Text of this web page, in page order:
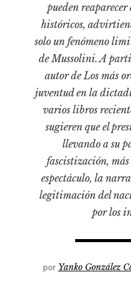
Turismo accidental
Voces y lecturas
pueden
históricos,
solo un fenómeno
de Mussolini. A
autor de Los más
juventud en la
varios libros
sugieren que el
llevando a su
fascistización,
espectáculo, la
legitimación del
por los
por Yanko González